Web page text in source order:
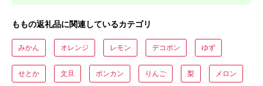
ももの返礼品に関連しているカテゴリ
みかん オレンジ レモン デコポン ゆず
せとか 文旦 ポンカン りんご 梨 メロン